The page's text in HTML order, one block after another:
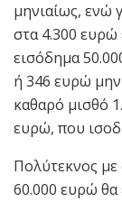
μηνιαίως, ενώ
στα 4.300 ευρώ
εισόδημα
ή 346 ευρώ
καθαρό μισθό
ευρώ, που
Πολύτεκνος
60.000 ευρώ